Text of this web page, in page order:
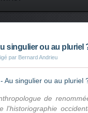
singulier ou au pluriel
par Bernard Andrieu
de
l'historiographie